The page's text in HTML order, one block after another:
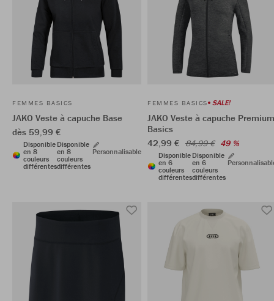
FEMMES BASICS
JAKO Veste à capuche Base
dès 59,99 €
Disponible
en 8
couleurs
différentes
Disponible
en 8
couleurs
différentes
Personnalisable
FEMMES BASICS SALE!
JAKO Veste à capuche Premium
Basics
42,99 € 84,99 € 49 %
Disponible
en 6
couleurs
différentes
Disponible
en 6
couleurs
différentes